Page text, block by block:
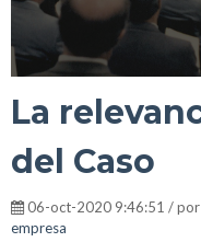
La
del Caso
06-oct-2020 9:46:51 / por
empresa